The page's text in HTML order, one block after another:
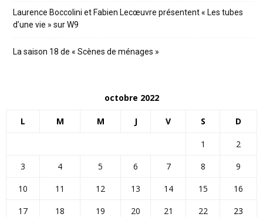
Laurence Boccolini et Fabien Lecœuvre présentent « Les tubes
d’une vie » sur W9
La saison 18 de « Scènes de ménages »
octobre 2022
L M M J V S D
1
2
3
4 5 6 7 8
9
10
11 12 13 14 15
16
17
18 19 20 21 22
23